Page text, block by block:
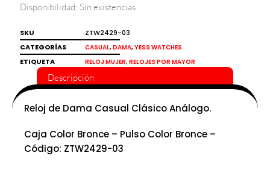
Disponibilidad: Sin existencias
SKU
ZTW2429-03
CATEGORÍAS
CASUAL, DAMA, YESS WATCHES
ETIQUETA RELOJ MUJER, RELOJES POR MAYOR
Descripción
Reloj de Dama Casual Clásico Análogo.
Caja Color Bronce – Pulso Color Bronce –
Código: ZTW2429-03